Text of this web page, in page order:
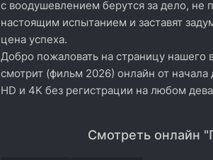
с воодушевлением берутся за дело, не
настоящим испытанием и заставят
цена успеха.
Добро пожаловать на страницу нашего
смотрит (фильм 2026) онлайн от
HD и 4K без регистрации на любом
Смотреть онлайн